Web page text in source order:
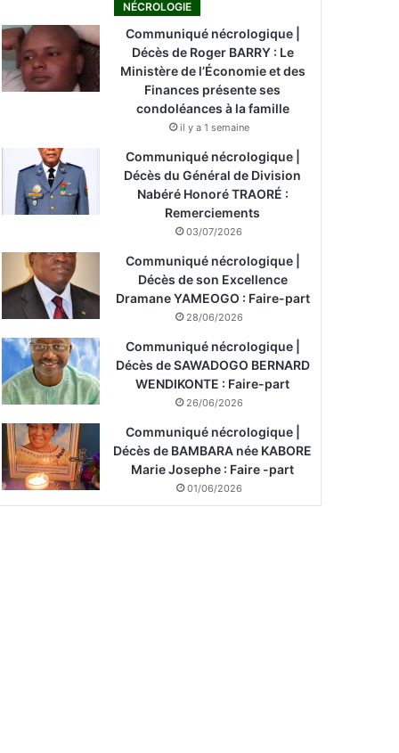
NÉCROLOGIE
Communiqué nécrologique |
Décès de Roger BARRY : Le
Ministère de l’Économie et des
Finances présente ses
condoléances à la famille
il y a 1 semaine
Communiqué nécrologique |
Décès du Général de Division
Nabéré Honoré TRAORÉ :
Remerciements
03/07/2026
Communiqué nécrologique |
Décès de son Excellence
Dramane YAMEOGO : Faire-part
28/06/2026
Communiqué nécrologique |
Décès de SAWADOGO BERNARD
WENDIKONTE : Faire-part
26/06/2026
Communiqué nécrologique |
Décès de BAMBARA née KABORE
Marie Josephe : Faire -part
01/06/2026